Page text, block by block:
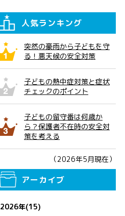
人気ランキング
突然の豪雨から子どもを守
る！悪天候の安全対策
子どもの熱中症対策と症状
チェックのポイント
子どもの留守番は何歳か
ら？保護者不在時の安全対
策を考える
（2026年5月現在）
アーカイブ
2026年(15)